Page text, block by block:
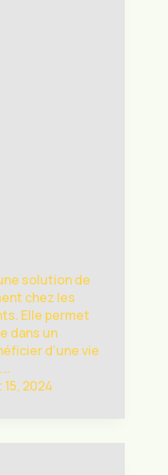
solution de
chez les
Elle permet
dans un
d’une vie
2024